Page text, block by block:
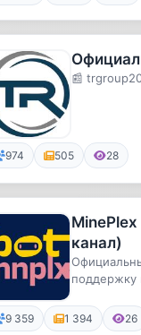
📰
974 505 28
канал)
поддержку
9 359 1 394 26